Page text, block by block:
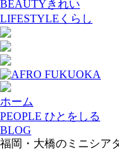
BEAUTYきれい
LIFESTYLE くらし
ホーム
PEOPLE ひとをしる
BLOG
福岡・大橋のミニシア